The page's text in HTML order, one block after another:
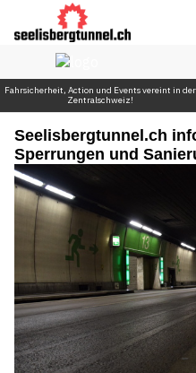
Seelisbergtunnel.ch
Sperrungen und